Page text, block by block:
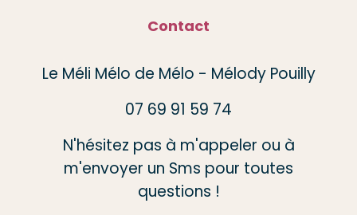
Contact
Le Méli Mélo de Mélo - Mélody Pouilly
07 69 91 59 74
N'hésitez pas à m'appeler ou à
m'envoyer un Sms pour toutes
questions !